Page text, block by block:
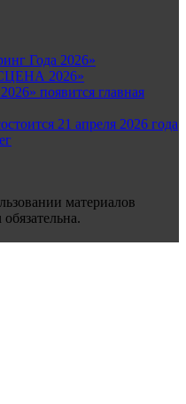
Года 2026»
2026»
появится главная
21 апреля 2026 года
материалов